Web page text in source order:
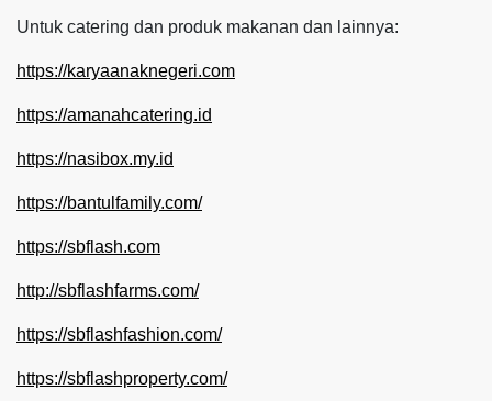
Untuk catering dan produk makanan dan lainnya:
https://karyaanaknegeri.com
https://amanahcatering.id
https://nasibox.my.id
https://bantulfamily.com/
https://sbflash.com
http://sbflashfarms.com/
https://sbflashfashion.com/
https://sbflashproperty.com/